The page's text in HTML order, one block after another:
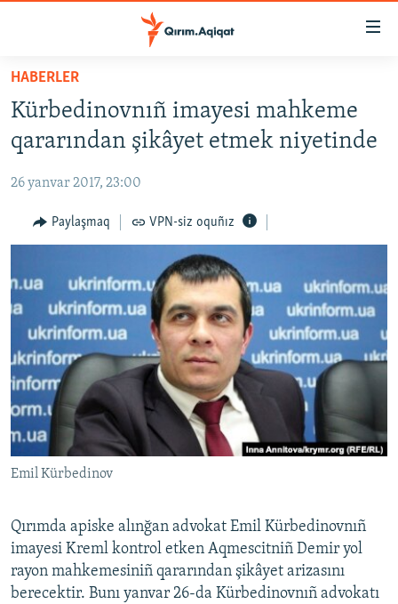
Esas
qaytmaq
Baş
navigatsiyağa
qaytmaq
qaytmaq
HABERLER
İQTİSADİYAT
CEMİYET
MEDENİYET
VİDEO
SÜRET
BLOGLAR
FİKİR
Русский
Українською
RFE/RS bütün saytları
HABERLER
Kürbedinovnıñ imayesi mahkeme
qararından şikâyet etmek niyetinde
26 yanvar 2017, 23:00
Paylaşmaq VPN-siz oquñız
Emil Kürbedinov
Qırımda apiske alınğan advokat Emil Kürbedinovnıñ
imayesi Kreml kontrol etken Aqmescitniñ Demir yol
rayon mahkemesiniñ qararından şikâyet arizasını
berecektir. Bunı yanvar 26-da Kürbedinovnıñ advokatı